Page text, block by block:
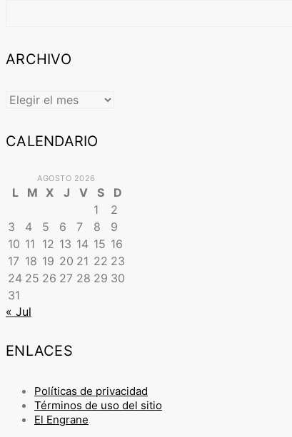
ARCHIVO
ARCHIVO
CALENDARIO
AGOSTO 2026
L M X J V S
D
1
2
3
4 5 6 7 8
9
10 11 12 13 14 15 16
17 18 19 20 21 22 23
24 25 26 27 28 29 30
31
« Jul
ENLACES
Políticas de privacidad
Términos de uso del sitio
El Engrane